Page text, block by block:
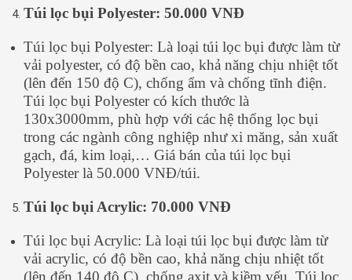
Túi lọc bụi Polyester: 50.000 VNĐ
Túi lọc bụi Polyester: Là loại túi lọc bụi được làm từ
vải polyester, có độ bền cao, khả năng chịu nhiệt tốt
(lên đến 150 độ C), chống ẩm và chống tĩnh điện.
Túi lọc bụi Polyester có kích thước là
130x3000mm, phù hợp với các hệ thống lọc bụi
trong các ngành công nghiệp như xi măng, sản xuất
gạch, đá, kim loại,… Giá bán của túi lọc bụi
Polyester là 50.000 VNĐ/túi.
Túi lọc bụi Acrylic: 70.000 VNĐ
Túi lọc bụi Acrylic: Là loại túi lọc bụi được làm từ
vải acrylic, có độ bền cao, khả năng chịu nhiệt tốt
(lên đến 140 độ C), chống axit và kiềm yếu. Túi lọc